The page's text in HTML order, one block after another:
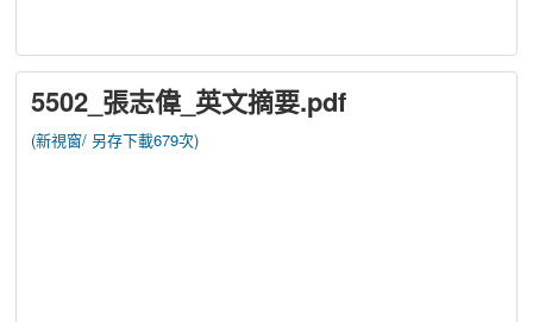
5502_張志偉_英文摘要.pdf
(新視窗/ 另存下載679次)